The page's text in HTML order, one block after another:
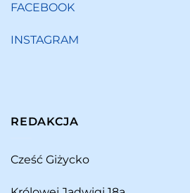
FACEBOOK
INSTAGRAM
REDAKCJA
Cześć Giżycko